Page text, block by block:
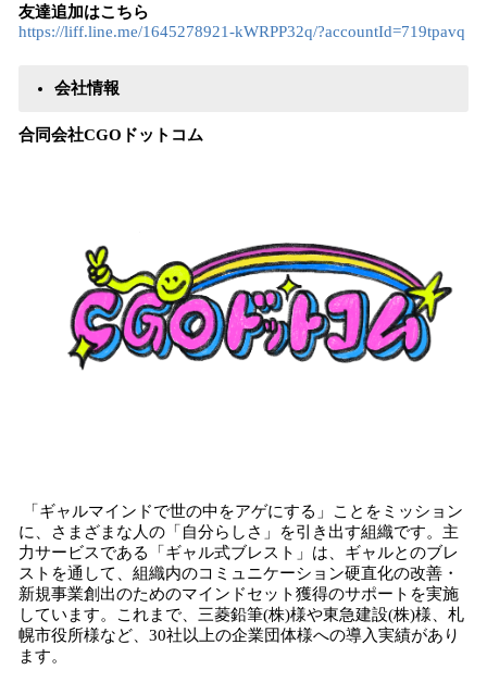
友達追加はこちら
https://liff.line.me/1645278921-kWRPP32q/?accountId=719tpavq
会社情報
合同会社CGOドットコム
「ギャルマインドで世の中をアゲにする」ことをミッション
に、さまざまな人の「自分らしさ」を引き出す組織です。主
力サービスである「ギャル式ブレスト」は、ギャルとのブレ
ストを通して、組織内のコミュニケーション硬直化の改善・
新規事業創出のためのマインドセット獲得のサポートを実施
しています。これまで、三菱鉛筆(株)様や東急建設(株)様、札
幌市役所様など、30社以上の企業団体様への導入実績があり
ます。